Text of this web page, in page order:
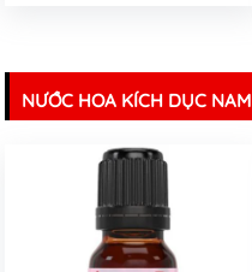
NƯỚC HOA KÍCH DỤC NAM